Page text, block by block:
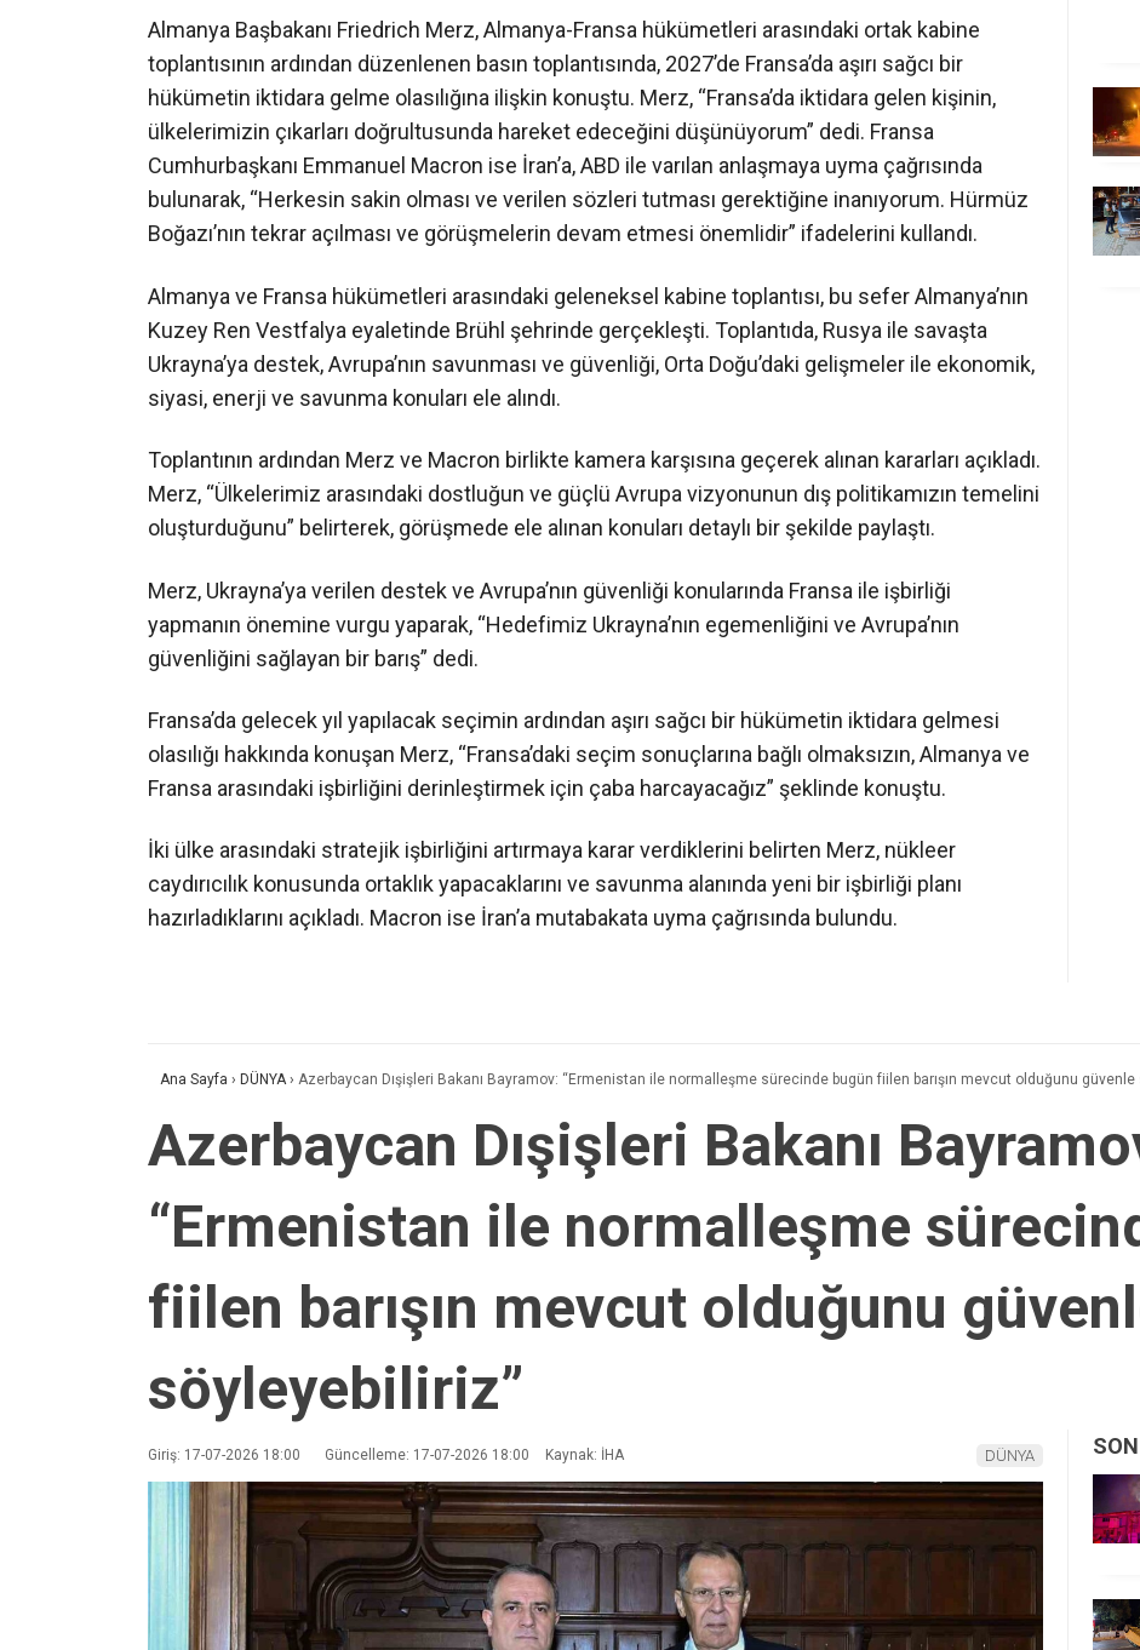
Almanya Başbakanı Friedrich Merz, Almanya-Fransa hükümetleri arasındaki ortak kabine
toplantısının ardından düzenlenen basın toplantısında, 2027’de Fransa’da aşırı sağcı bir
hükümetin iktidara gelme olasılığına ilişkin konuştu. Merz, “Fransa’da iktidara gelen kişinin,
ülkelerimizin çıkarları doğrultusunda hareket edeceğini düşünüyorum” dedi. Fransa
Cumhurbaşkanı Emmanuel Macron ise İran’a, ABD ile varılan anlaşmaya uyma çağrısında
bulunarak, “Herkesin sakin olması ve verilen sözleri tutması gerektiğine inanıyorum. Hürmüz
Boğazı’nın tekrar açılması ve görüşmelerin devam etmesi önemlidir” ifadelerini kullandı.
Almanya ve Fransa hükümetleri arasındaki geleneksel kabine toplantısı, bu sefer Almanya’nın
Kuzey Ren Vestfalya eyaletinde Brühl şehrinde gerçekleşti. Toplantıda, Rusya ile savaşta
Ukrayna’ya destek, Avrupa’nın savunması ve güvenliği, Orta Doğu’daki gelişmeler ile ekonomik,
siyasi, enerji ve savunma konuları ele alındı.
Toplantının ardından Merz ve Macron birlikte kamera karşısına geçerek alınan kararları açıkladı.
Merz, “Ülkelerimiz arasındaki dostluğun ve güçlü Avrupa vizyonunun dış politikamızın temelini
oluşturduğunu” belirterek, görüşmede ele alınan konuları detaylı bir şekilde paylaştı.
Merz, Ukrayna’ya verilen destek ve Avrupa’nın güvenliği konularında Fransa ile işbirliği
yapmanın önemine vurgu yaparak, “Hedefimiz Ukrayna’nın egemenliğini ve Avrupa’nın
güvenliğini sağlayan bir barış” dedi.
Fransa’da gelecek yıl yapılacak seçimin ardından aşırı sağcı bir hükümetin iktidara gelmesi
olasılığı hakkında konuşan Merz, “Fransa’daki seçim sonuçlarına bağlı olmaksızın, Almanya ve
Fransa arasındaki işbirliğini derinleştirmek için çaba harcayacağız” şeklinde konuştu.
İki ülke arasındaki stratejik işbirliğini artırmaya karar verdiklerini belirten Merz, nükleer
caydırıcılık konusunda ortaklık yapacaklarını ve savunma alanında yeni bir işbirliği planı
hazırladıklarını açıkladı. Macron ise İran’a mutabakata uyma çağrısında bulundu.
Ana Sayfa › DÜNYA › Azerbaycan Dışişleri Bakanı Bayramov: “Ermenistan ile normalleşme sürecinde bugün fiilen barışın mevcut olduğunu güvenle
Azerbaycan Dışişleri Bakanı
“Ermenistan ile normalleşme
fiilen barışın mevcut olduğunu
söyleyebiliriz”
Giriş: 17-07-2026 18:00 Güncelleme: 17-07-2026 18:00 Kaynak: İHA DÜNYA